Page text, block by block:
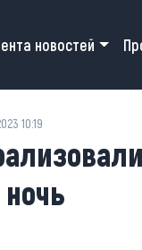
navigation
новостей
10:19